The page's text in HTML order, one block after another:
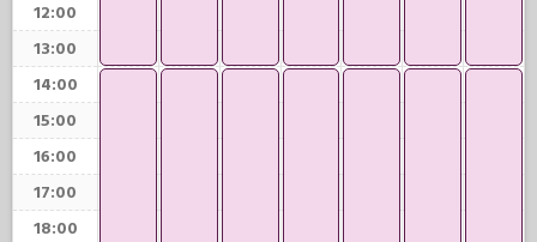
12:00
13:00
14:00
15:00
16:00
17:00
18:00